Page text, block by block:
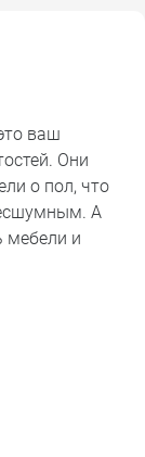
ваш
Они
о пол, что
А
мебели и
накладки на
не